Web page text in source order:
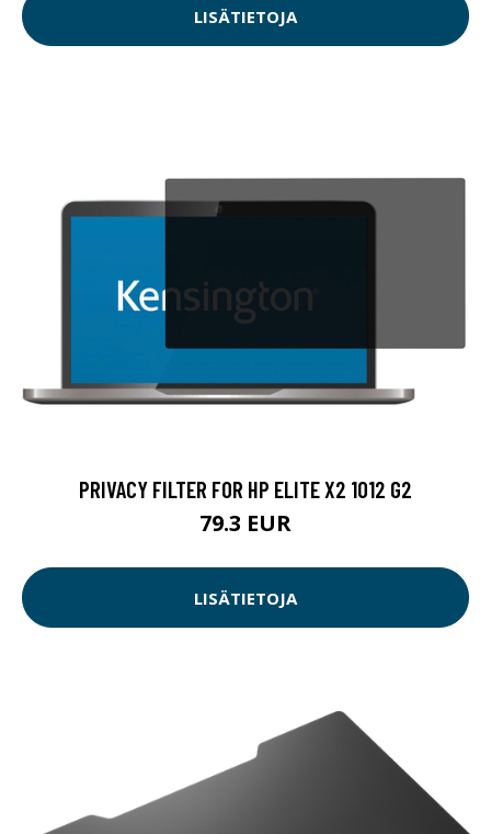
LISÄTIETOJA
PRIVACY FILTER FOR HP ELITE X2 1012 G2
79.3 EUR
LISÄTIETOJA